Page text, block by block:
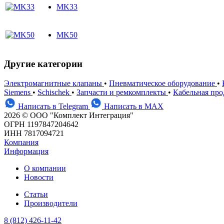
MK33
MK50
Другие категории
Электромагнитные клапаны • Пневматическое оборудование •
Siemens • Schischek • Запчасти и ремкомплекты • Кабельная
Написать в Telegram
Написать в MAX
2026 © ООО "Комплект Интеграция"
ОГРН 1197847204642
ИНН 7817094721
Компания
Информация
О компании
Новости
Статьи
Производители
8 (812) 426-11-42